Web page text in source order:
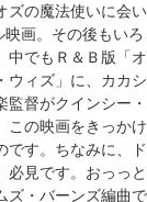
ズの魔法使いに会い
画。その後もいろ
中でもＲ＆Ｂ版「オ
ウィズ」に、カカシ
督がクインシー・
この映画をきっかけ
です。ちなみに、ド
必見です。おっっと
ズ・バーンズ編曲で